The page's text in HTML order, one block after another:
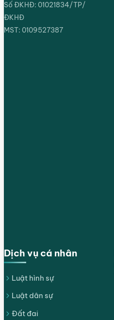
Số ĐKHĐ: 01021834/TP/
ĐKHĐ
MST: 0109527387
Dịch vụ cá nhân
Luật hình sự
Luật dân sự
Đất đai